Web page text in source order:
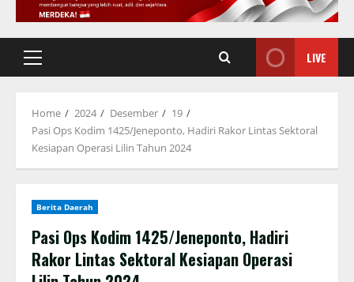
Primary
LIVE
Home 2024 Desember
19
Pasi Ops Kodim 1425/Jeneponto, Hadiri Rakor Lintas Sektoral
Kesiapan Operasi Lilin Tahun 2024
Berita Daerah
Pasi Ops Kodim 1425/Jeneponto, Hadiri
Rakor Lintas Sektoral Kesiapan Operasi